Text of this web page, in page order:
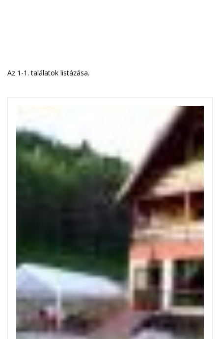
Az 1-1. találatok listázása.